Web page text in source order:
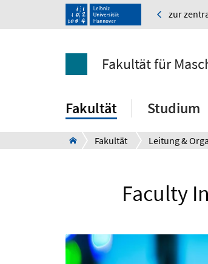
zur
Fakultät für
Fakultät Studium
Fakultät Leitung &
Faculty